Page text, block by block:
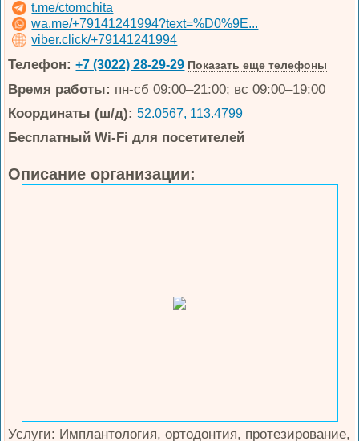
t.me/ctomchita
wa.me/+79141241994?text=%D0%9E...
viber.click/+79141241994
Телефон: +7 (3022) 28-29-29 Показать еще телефоны
Время работы: пн-сб 09:00–21:00; вс 09:00–19:00
Координаты (ш/д): 52.0567, 113.4799
Бесплатный Wi-Fi для посетителей
Описание организации:
Услуги: Имплантология, ортодонтия, протезирование,